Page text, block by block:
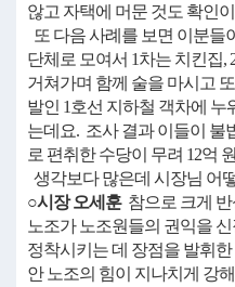
않고 자택에 머문 것도 확인
또 다음 사례를 보면 이분들
단체로 모여서 1차는 치킨집,
거쳐가며 함께 술을 마시고
발인 1호선 지하철 객차에
는데요. 조사 결과 이들이 불
로 편취한 수당이 무려 12억
생각보다 많은데 시장님 어
○시장 오세훈참으로 크게 반
노조가 노조원들의 권익을
정착시키는 데 장점을 발휘
안 노조의 힘이 지나치게 강